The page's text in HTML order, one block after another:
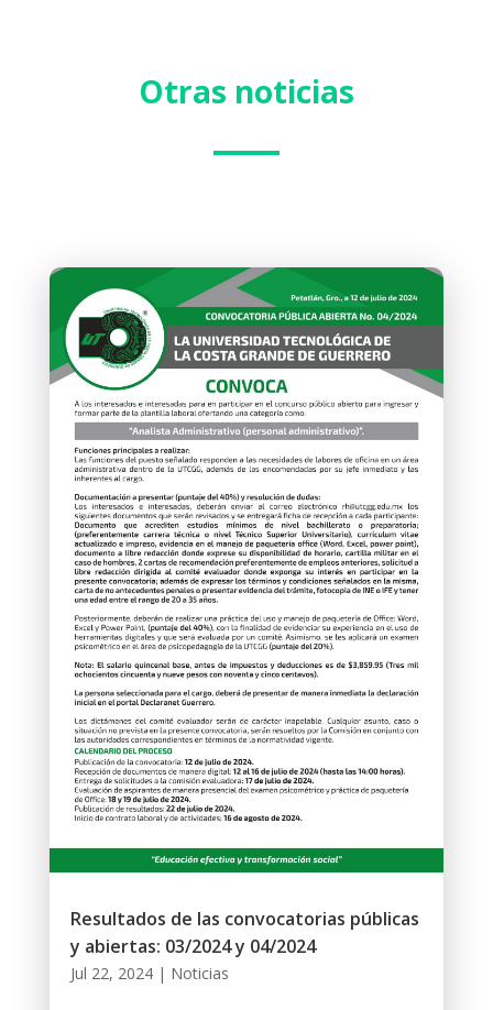
Otras noticias
Resultados de las convocatorias públicas
y abiertas: 03/2024 y 04/2024
Jul 22, 2024| Noticias